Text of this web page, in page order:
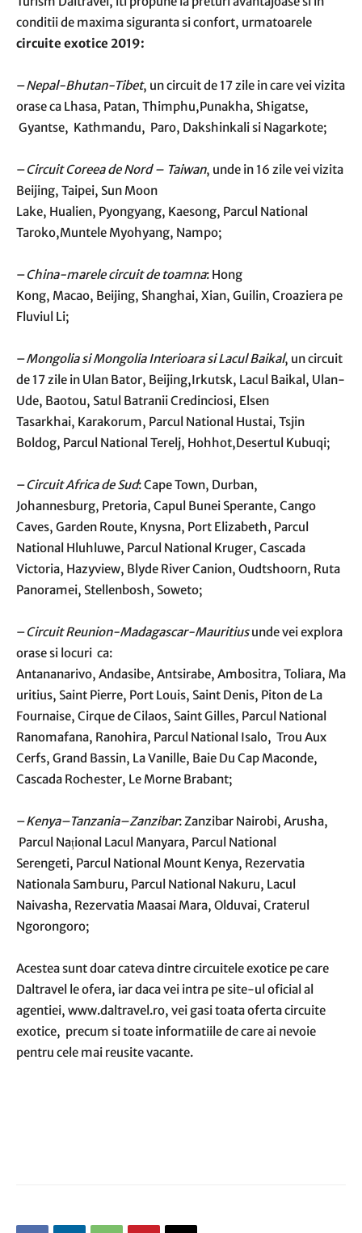
conditii de maxima siguranta si confort, urmatoarele
circuite exotice 2019:
–Nepal-Bhutan-Tibet, un circuit de 17 zile in care vei vizita
orase ca Lhasa, Patan, Thimphu,Punakha, Shigatse,
Gyantse, Kathmandu, Paro, Dakshinkali si Nagarkote;
–Circuit Coreea de Nord – Taiwan, unde in 16 zile vei vizita
Beijing, Taipei, Sun Moon
Lake, Hualien, Pyongyang, Kaesong, Parcul National
Taroko,Muntele Myohyang, Nampo;
–China-marele circuit de toamna: Hong
Kong, Macao, Beijing, Shanghai, Xian, Guilin, Croaziera pe
Fluviul Li;
–Mongolia si Mongolia Interioara si Lacul Baikal, un circuit
de 17 zile in Ulan Bator, Beijing,Irkutsk, Lacul Baikal, Ulan-
Ude, Baotou, Satul Batranii Credinciosi, Elsen
Tasarkhai, Karakorum, Parcul National Hustai, Tsjin
Boldog, Parcul National Terelj, Hohhot,Desertul Kubuqi;
–Circuit Africa de Sud: Cape Town, Durban,
Johannesburg, Pretoria, Capul Bunei Sperante, Cango
Caves, Garden Route, Knysna, Port Elizabeth, Parcul
National Hluhluwe, Parcul National Kruger, Cascada
Victoria, Hazyview, Blyde River Canion, Oudtshoorn, Ruta
Panoramei, Stellenbosh, Soweto;
–Circuit Reunion-Madagascar-Mauritiusunde vei explora
orase si locuri ca:
Antananarivo, Andasibe, Antsirabe, Ambositra, Toliara, Ma
uritius, Saint Pierre, Port Louis, Saint Denis, Piton de La
Fournaise, Cirque de Cilaos, Saint Gilles, Parcul National
Ranomafana, Ranohira, Parcul National Isalo, Trou Aux
Cerfs, Grand Bassin, La Vanille, Baie Du Cap Maconde,
Cascada Rochester, Le Morne Brabant;
–Kenya–Tanzania–Zanzibar: Zanzibar Nairobi, Arusha,
Parcul Național Lacul Manyara, Parcul National
Serengeti, Parcul National Mount Kenya, Rezervatia
Nationala Samburu, Parcul National Nakuru, Lacul
Naivasha, Rezervatia Maasai Mara, Olduvai, Craterul
Ngorongoro;
Acestea sunt doar cateva dintre circuitele exotice pe care
Daltravel le ofera, iar daca vei intra pe site-ul oficial al
agentiei, www.daltravel.ro, vei gasi toata oferta circuite
exotice, precum si toate informatiile de care ai nevoie
pentru cele mai reusite vacante.